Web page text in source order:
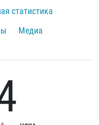
статистика
Медиа